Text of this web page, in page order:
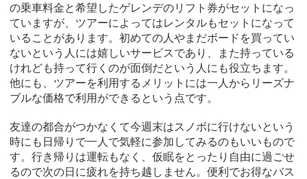
の乗車料金と希望したゲレンデのリフト券がセットになっ
ていますが、ツアーによってはレンタルもセットになって
いることがあります。初めての人やまだボードを買ってい
ないという人には嬉しいサービスであり、また持っている
けれども持って行くのが面倒だという人にも役立ちます。
他にも、ツアーを利用するメリットには一人からリーズナ
ブルな価格で利用ができるという点です。
友達の都合がつかなくて今週末はスノボに行けないという
時にも日帰りで一人で気軽に参加してみるのもいいもので
す。行き帰りは運転もなく、仮眠をとったり自由に過ごせ
るので次の日に疲れを持ち越しません。便利でお得なバス